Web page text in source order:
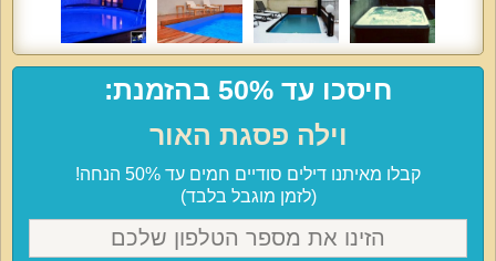
חיסכו עד 50% בהזמנת:
וילה פסגת האור
קבלו מאיתנו דילים סודיים חמים עד 50% הנחה!
(לזמן מוגבל בלבד)